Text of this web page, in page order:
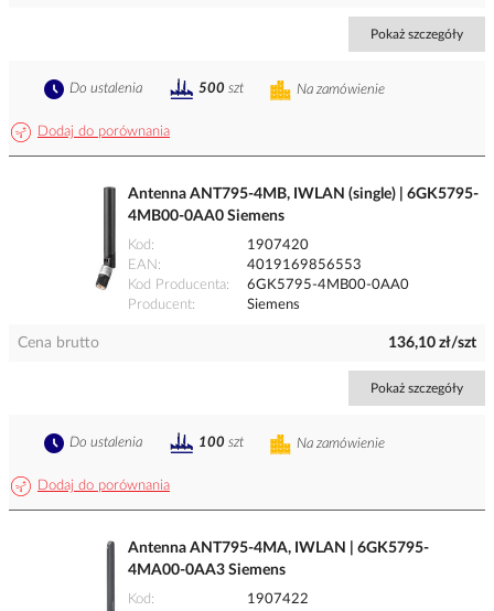
Pokaż szczegóły
Dodaj do porównania
Na zamówienie
Do ustalenia 500 szt
Antenna ANT795-4MB, IWLAN (single) | 6GK5795-
4MB00-0AA0 Siemens
Kod
1907420
EAN
4019169856553
Kod Producenta
6GK5795-4MB00-0AA0
Producent
Siemens
Cena brutto 136,10 zł/szt
Pokaż szczegóły
Dodaj do porównania
Na zamówienie
Do ustalenia 100 szt
Antenna ANT795-4MA, IWLAN | 6GK5795-
4MA00-0AA3 Siemens
Kod
1907422